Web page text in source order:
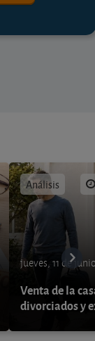
Análisis
jueves, 11 de
Venta de la
divorciados y